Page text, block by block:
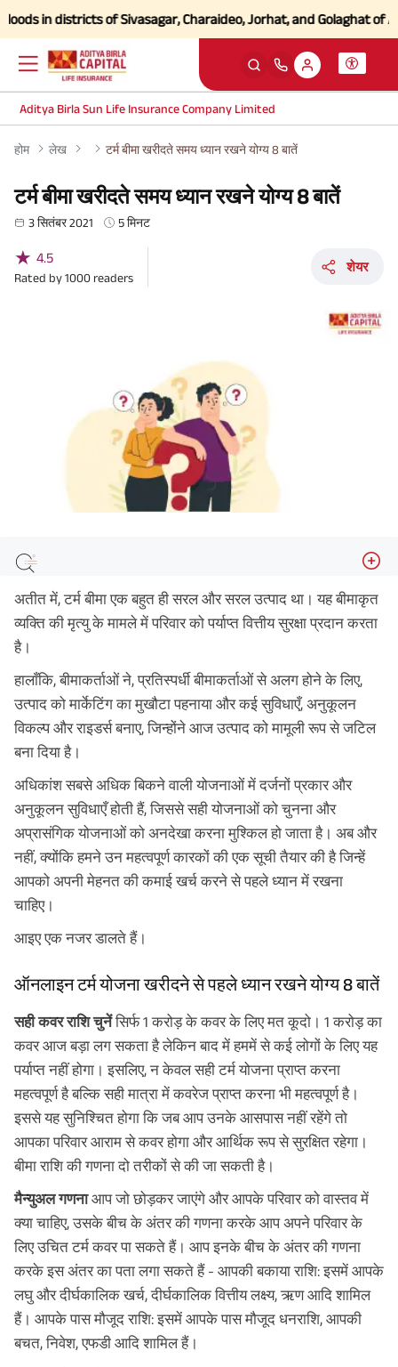
districts of Sivasagar, Charaideo, Jorhat, and Golaghat of
Aditya Birla Sun Life Insurance Company Limited
होम लेख टर्म बीमा खरीदते समय ध्यान रखने योग्य 8 बातें
टर्म बीमा खरीदते समय ध्यान रखने योग्य 8 बातें
3 सितंबर 2021 5 मिनट
★ 4.5
Rated by1000 readers
शेयर
दावा निपटान अनुपात (सीएसआर) की जाँच करें
पॉलिसी को अनुकूलित करना
एमडब्ल्यूपी अधिनियम के तहत पॉलिसी लें
सुनिश्चित करें कि आपका शोध संपूर्ण है
एबीएसएलआई टर्म बीमा योजनाएं
समेटते हुए!
अतीत में, टर्म बीमा एक बहुत ही सरल और सरल उत्पाद था। यह बीमाकृत
व्यक्ति की मृत्यु के मामले में परिवार को पर्याप्त वित्तीय सुरक्षा प्रदान करता
है।
हालाँकि, बीमाकर्ताओं ने, प्रतिस्पर्धी बीमाकर्ताओं से अलग होने के लिए,
उत्पाद को मार्केटिंग का मुखौटा पहनाया और कई सुविधाएँ, अनुकूलन
विकल्प और राइडर्स बनाए, जिन्होंने आज उत्पाद को मामूली रूप से जटिल
बना दिया है।
अधिकांश सबसे अधिक बिकने वाली योजनाओं में दर्जनों प्रकार और
अनुकूलन सुविधाएँ होती हैं, जिससे सही योजनाओं को चुनना और
अप्रासंगिक योजनाओं को अनदेखा करना मुश्किल हो जाता है। अब और
नहीं, क्योंकि हमने उन महत्वपूर्ण कारकों की एक सूची तैयार की है जिन्हें
आपको अपनी मेहनत की कमाई खर्च करने से पहले ध्यान में रखना
चाहिए।
आइए एक नजर डालते हैं।
ऑनलाइन टर्म योजना खरीदने से पहले ध्यान रखने योग्य 8 बातें
सही कवर राशि चुनेंसिर्फ 1 करोड़ के कवर के लिए मत कूदो। 1 करोड़ का
कवर आज बड़ा लग सकता है लेकिन बाद में हममें से कई लोगों के लिए यह
पर्याप्त नहीं होगा। इसलिए, न केवल सही टर्म योजना प्राप्त करना
महत्वपूर्ण है बल्कि सही मात्रा में कवरेज प्राप्त करना भी महत्वपूर्ण है।
इससे यह सुनिश्चित होगा कि जब आप उनके आसपास नहीं रहेंगे तो
आपका परिवार आराम से कवर होगा और आर्थिक रूप से सुरक्षित रहेगा।
बीमा राशि की गणना दो तरीकों से की जा सकती है।
मैन्युअल गणनाआप जो छोड़कर जाएंगे और आपके परिवार को वास्तव में
क्या चाहिए, उसके बीच के अंतर की गणना करके आप अपने परिवार के
लिए उचित टर्म कवर पा सकते हैं। आप इनके बीच के अंतर की गणना
करके इस अंतर का पता लगा सकते हैं - आपकी बकाया राशि: इसमें आपके
लघु और दीर्घकालिक खर्च, दीर्घकालिक वित्तीय लक्ष्य, ऋण आदि शामिल
हैं। आपके पास मौजूद राशि: इसमें आपके पास मौजूद धनराशि, आपकी
बचत, निवेश, एफडी आदि शामिल हैं।